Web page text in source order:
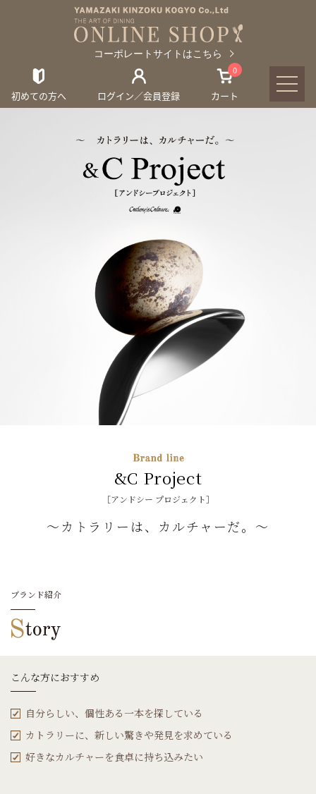
コーポレートサイトはこちら
初めての方へ ログイン／会員登録
0
カート
&C Project
［アンドシー プロジェクト］
～カトラリーは、カルチャーだ。～
ブランド紹介
こんな方におすすめ
自分らしい、個性ある一本を探している
カトラリーに、新しい驚きや発見を求めている
好きなカルチャーを食卓に持ち込みたい